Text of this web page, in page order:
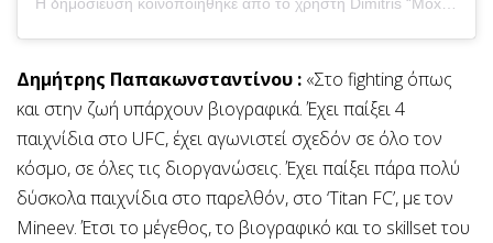
Δημήτρης Παπακωνσταντίνου : «Στο fighting όπως
και στην ζωή υπάρχουν βιογραφικά. Έχει παίξει 4
παιχνίδια στο UFC, έχει αγωνιστεί σχεδόν σε όλο τον
κόσμο, σε όλες τις διοργανώσεις. Έχει παίξει πάρα πολύ
δύσκολα παιχνίδια στο παρελθόν, στο ‘Titan FC’, με τον
Mineev. Έτσι το μέγεθος, το βιογραφικό και το skillset του